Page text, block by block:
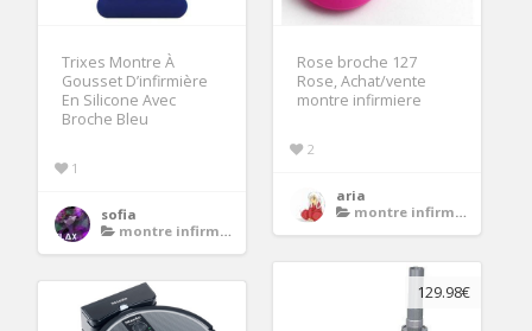
Trixes Montre À
Gousset D’infirmière
En Silicone Avec
Broche Bleu
1
sofia
montre infirmiere
Rose broche 127
Rose, Achat/vente
montre infirmiere
2
aria
montre infirmiere
129.98€